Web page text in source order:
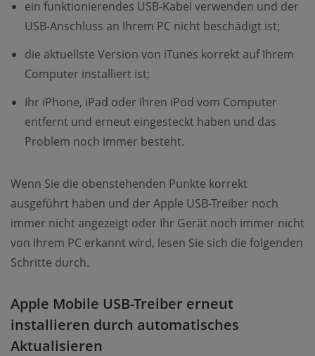
ein funktionierendes USB-Kabel verwenden und der
USB-Anschluss an Ihrem PC nicht beschädigt ist;
die aktuellste Version von iTunes korrekt auf Ihrem
Computer installiert ist;
Ihr iPhone, iPad oder Ihren iPod vom Computer
entfernt und erneut eingesteckt haben und das
Problem noch immer besteht.
Wenn Sie die obenstehenden Punkte korrekt
ausgeführt haben und der Apple USB-Treiber noch
immer nicht angezeigt oder Ihr Gerät noch immer nicht
von Ihrem PC erkannt wird, lesen Sie sich die folgenden
Schritte durch.
Apple Mobile USB-Treiber erneut
installieren durch automatisches
Aktualisieren